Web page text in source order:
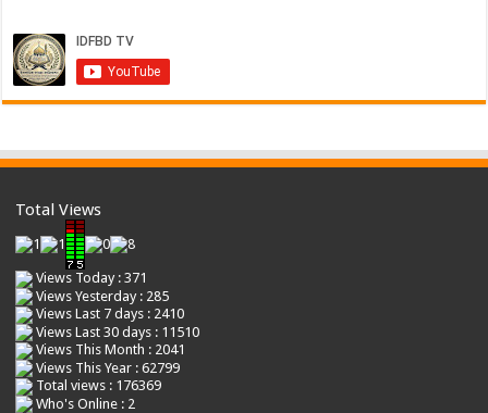
Total Views
Views Today : 371
Views Yesterday : 285
Views Last 7 days : 2410
Views Last 30 days : 11510
Views This Month : 2041
Views This Year : 62799
Total views : 176369
Who's Online : 2